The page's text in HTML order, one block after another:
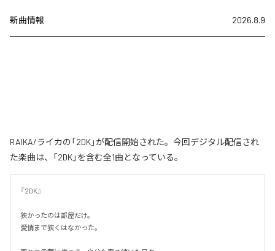
新曲情報 2026.8.9
RAIKA/ライカの「2DK」が配信開始された。今回デジタル配信され
た楽曲は、「2DK」を含む全1曲となっている。
『2DK』
狭かったのは部屋だけ。
愛情まで狭くはなかった。